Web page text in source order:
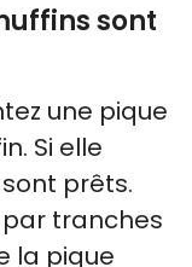
sont
une pique
Si elle
prêts.
par tranches
la pique